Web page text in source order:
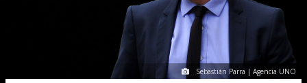
Sebastián Parra | Agencia UNO